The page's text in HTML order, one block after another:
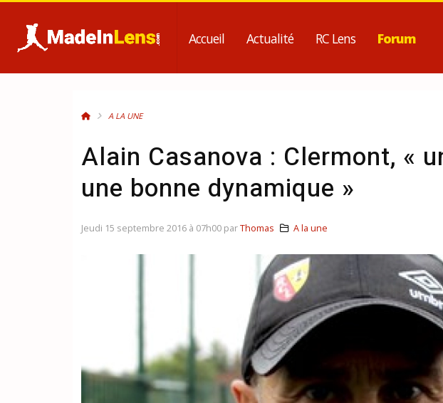
Accueil Actualité RC Lens Forum
A LA UNE
Alain Casanova : Clermont, «
une bonne dynamique »
Jeudi 15 septembre 2016 à 07h00 parThomas A la une